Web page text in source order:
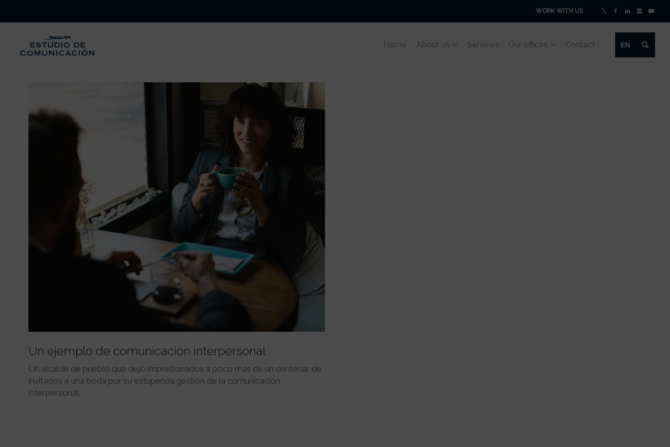
WORK WITH US|
Home About us Services Our offices Contact EN
Un ejemplo de comunicación interpersonal
Un alcalde de pueblo que dejó impresionados a poco más de un centenar de
invitados a una boda por su estupenda gestión de la comunicación
interpersonal.